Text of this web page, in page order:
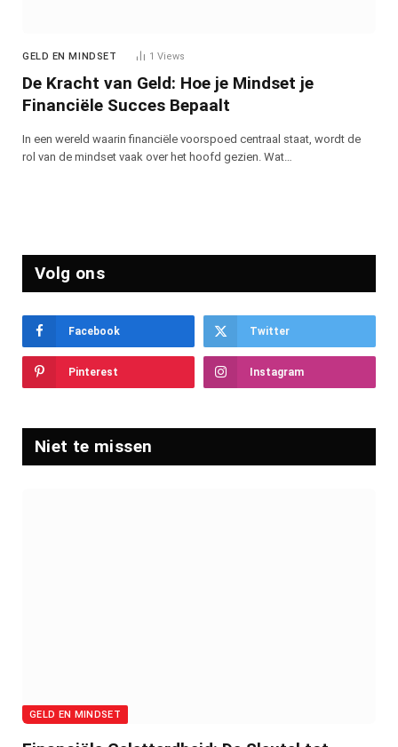
GELD EN MINDSET 1Views
De Kracht van Geld: Hoe je Mindset je
Financiële Succes Bepaalt
In een wereld waarin financiële voorspoed centraal staat, wordt de
rol van de mindset vaak over het hoofd gezien. Wat…
Volg ons
Facebook Twitter
Pinterest Instagram
Niet te missen
GELD EN MINDSET